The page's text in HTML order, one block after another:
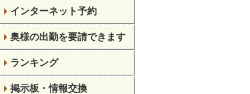
インターネット予約
奥様の出勤を要請できます
ランキング
掲示板・情報交換